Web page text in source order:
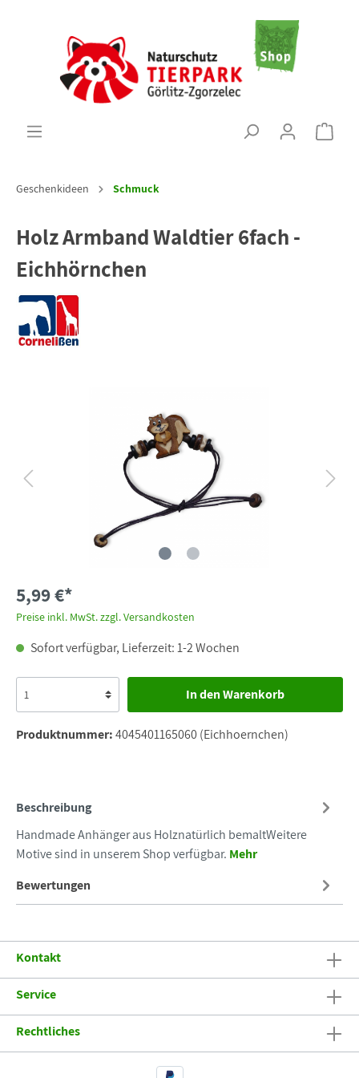
Geschenkideen Schmuck
Holz Armband Waldtier 6fach -
Eichhörnchen
5,99 €*
Preise inkl. MwSt. zzgl. Versandkosten
Sofort verfügbar, Lieferzeit: 1-2 Wochen
In den Warenkorb
Produktnummer:4045401165060 (Eichhoernchen)
Beschreibung
Handmade Anhänger aus Holznatürlich bemaltWeitere
Motive sind in unserem Shop verfügbar. Mehr
Bewertungen
Kontakt
Service
Rechtliches